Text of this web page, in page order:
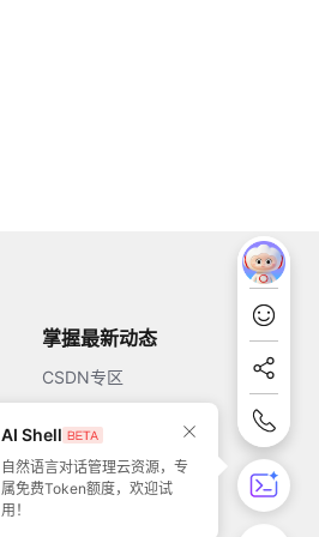
掌握最新动态
CSDN专区
51CTO
AI Shell
自然语言对话管理云资源，专
属免费Token额度，欢迎试
用！